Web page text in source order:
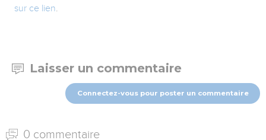
sur ce lien.
Laisser un commentaire
Connectez-vous pour poster un commentaire
0 commentaire